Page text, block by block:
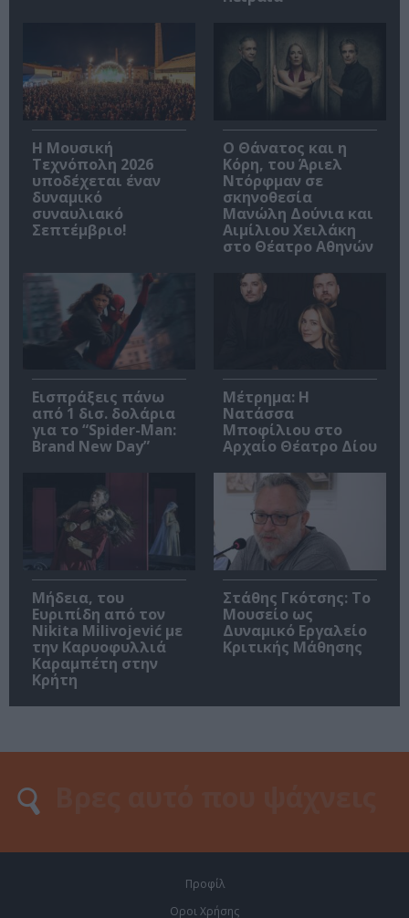
Η Μουσική
Τεχνόπολη 2026
υποδέχεται έναν
δυναμικό
συναυλιακό
Σεπτέμβριο!
Ο Θάνατος και η
Κόρη, του Άριελ
Ντόρφμαν σε
σκηνοθεσία
Μανώλη Δούνια και
Αιμίλιου Χειλάκη
στο Θέατρο Αθηνών
Εισπράξεις πάνω
από 1 δισ. δολάρια
για το “Spider-Man:
Brand New Day”
Μέτρημα: Η
Νατάσσα
Μποφίλιου στο
Αρχαίο Θέατρο Δίου
Μήδεια, του
Ευριπίδη από τον
Nikita Milivojević με
την Καρυοφυλλιά
Καραμπέτη στην
Κρήτη
Στάθης Γκότσης: Το
Μουσείο ως
Δυναμικό Εργαλείο
Κριτικής Μάθησης
Προφίλ
Οροι Χρήσης